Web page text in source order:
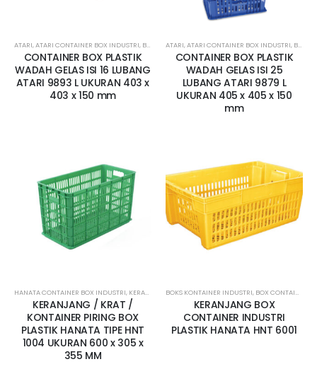
ATARI,ATARI CONTAINER BOX INDUSTRI, BOKS KONTAINER INDUSTRI ,BOX CONTAINER LUBANG
CONTAINER BOX PLASTIK
WADAH GELAS ISI 16 LUBANG
ATARI 9893 L UKURAN 403 x
403 x 150 mm
ATARI,ATARI CONTAINER BOX INDUSTRI, BOKS KONTAINER INDUSTRI
CONTAINER BOX PLASTIK
WADAH GELAS ISI 25
LUBANG ATARI 9879 L
UKURAN 405 x 405 x 150
mm
HANATA CONTAINER BOX INDUSTRI, KERANJANG INDUSTRI ,KERANJANG INDUSTRI HANATA
KERANJANG / KRAT /
KONTAINER PIRING BOX
PLASTIK HANATA TIPE HNT
1004 UKURAN 600 x 305 x
355 MM
BOKS KONTAINER INDUSTRI, BOX CONTAINER LUBANG
KERANJANG BOX
CONTAINER INDUSTRI
PLASTIK HANATA HNT 6001